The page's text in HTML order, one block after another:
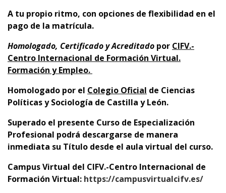
A tu propio ritmo, con opciones de flexibilidad en el
pago de la matrícula.
Homologado, Certificado y Acreditado por CIFV.-
Centro Internacional de Formación Virtual.
Formación y Empleo.
Homologado por el Colegio Oficial de Ciencias
Políticas y Sociología de Castilla y León.
Superado el presente Curso de Especialización
Profesional podrá descargarse de manera
inmediata su Título desde el aula virtual del curso.
Campus Virtual del CIFV.-Centro Internacional de
Formación Virtual: https://campusvirtualcifv.es/